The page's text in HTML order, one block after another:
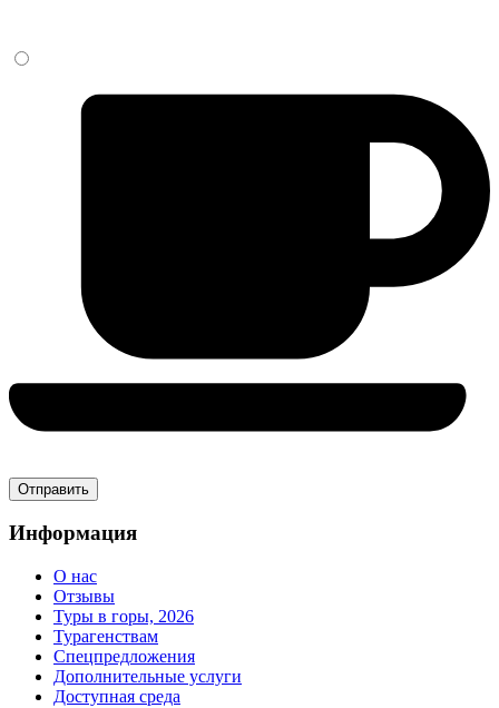
Информация
О нас
Отзывы
Туры в горы, 2026
Турагенствам
Спецпредложения
Дополнительные услуги
Доступная среда